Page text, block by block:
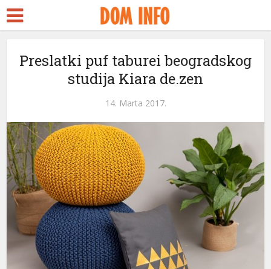
Preslatki puf taburei beogradskog
studija Kiara de.zen
14. Marta 2017.